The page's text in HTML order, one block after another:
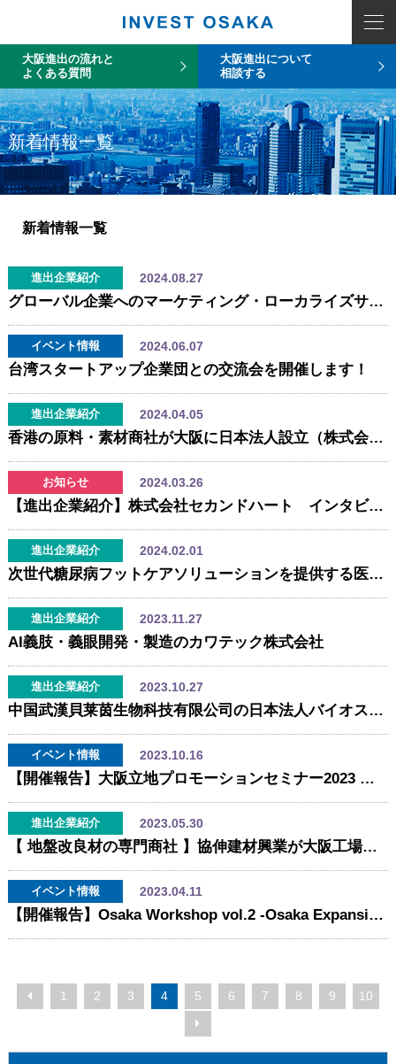
大阪進出の流れと
よくある質問
大阪進出について
相談する
新着情報一覧
新着情報一覧
進出企業紹介 2024.08.27
グローバル企業へのマーケティング・ローカライズサービス「MacroLingo」が大阪に本社移転
イベント情報 2024.06.07
台湾スタートアップ企業団との交流会を開催します！
進出企業紹介 2024.04.05
香港の原料・素材商社が大阪に日本法人設立（株式会社シーアンドエムジャパン）
お知らせ 2024.03.26
【進出企業紹介】株式会社セカンドハート インタビュー動画を公開しました！
進出企業紹介 2024.02.01
次世代糖尿病フットケアソリューションを提供する医療スタートアップ「株式会社セカンドハート」が大阪ラボを設立
進出企業紹介 2023.11.27
AI義肢・義眼開発・製造のカワテック株式会社
進出企業紹介 2023.10.27
中国武漢貝莱茵生物科技有限公司の日本法人バイオスワンプ株式会社が大阪に設立
イベント情報 2023.10.16
【開催報告】大阪立地プロモーションセミナー2023 ～大阪市×再開発×万博×イノベーション＝新しい産業構造＋ビジネスチャンス！～
進出企業紹介 2023.05.30
【 地盤改良材の専門商社 】協伸建材興業が大阪工場を新築・開業
イベント情報 2023.04.11
【開催報告】Osaka Workshop vol.2 -Osaka Expansion Package -
1 2 3 4 5 6 7 8 9 10